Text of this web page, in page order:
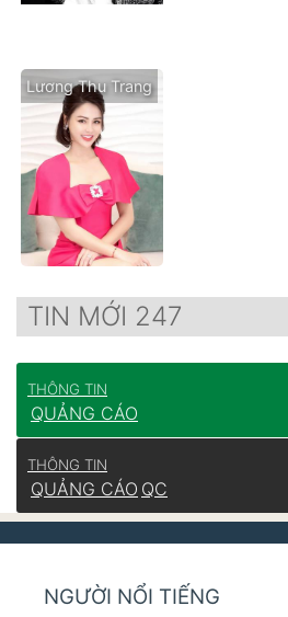
Lương Thu Trang
TIN MỚI 247
THÔNG TIN
QUẢNG CÁO
THÔNG TIN
QUẢNG CÁO QC
NGƯỜI NỔI TIẾNG